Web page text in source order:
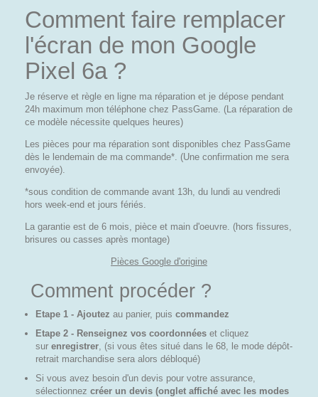
Comment faire remplacer
l'écran de mon Google
Pixel 6a ?
Je réserve et règle en ligne ma réparation et je dépose pendant
24h maximum mon téléphone chez PassGame. (La réparation de
ce modèle nécessite quelques heures)
Les pièces pour ma réparation sont disponibles chez PassGame
dès le lendemain de ma commande*. (Une confirmation me sera
envoyée).
*sous condition de commande avant 13h, du lundi au vendredi
hors week-end et jours fériés.
La garantie est de 6 mois, pièce et main d'oeuvre. (hors fissures,
brisures ou casses après montage)
Pièces Google d'origine
Comment procéder ?
Etape 1 - Ajoutez au panier, puis commandez
Etape 2 - Renseignez vos coordonnées et cliquez
sur enregistrer , (si vous êtes situé dans le 68, le mode dépôt-
retrait marchandise sera alors débloqué)
Si vous avez besoin d'un devis pour votre assurance,
sélectionnez créer un devis (onglet affiché avec les modes